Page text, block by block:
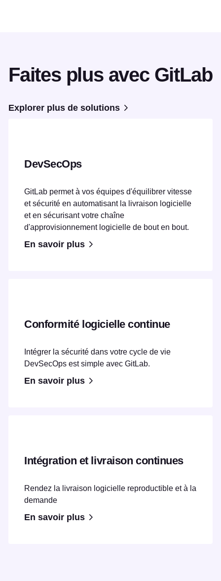
Faites plus avec GitLab
Explorer plus de solutions
DevSecOps
GitLab permet à vos équipes d'équilibrer vitesse
et sécurité en automatisant la livraison logicielle
et en sécurisant votre chaîne
d'approvisionnement logicielle de bout en bout.
En savoir plus
Conformité logicielle continue
Intégrer la sécurité dans votre cycle de vie
DevSecOps est simple avec GitLab.
En savoir plus
Intégration et livraison continues
Rendez la livraison logicielle reproductible et à la
demande
En savoir plus